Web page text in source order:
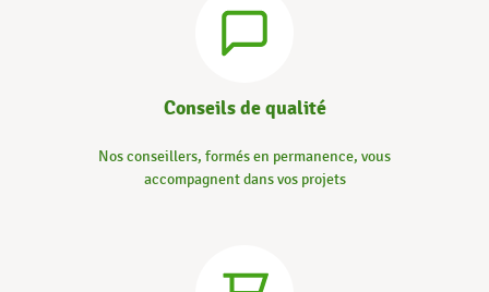
Conseils de qualité
Nos conseillers, formés en permanence, vous
accompagnent dans vos projets